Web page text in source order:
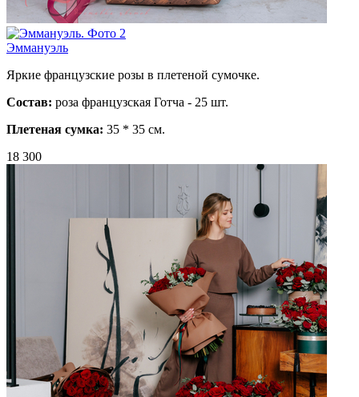
Эммануэль
Яркие французские розы в плетеной сумочке.
Состав: роза французская Готча - 25 шт.
Плетеная сумка: 35 * 35 см.
18 300